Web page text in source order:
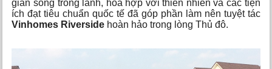
gian sống trong lành, hòa hợp với thiên nhiên và các tiện
ích đạt tiêu chuẩn quốc tế đã góp phần làm nên tuyệt tác
Vinhomes Riverside hoàn hảo trong lòng Thủ đô.